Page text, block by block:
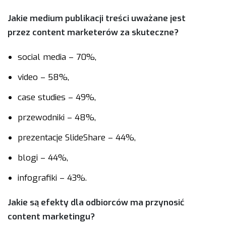
Jakie medium publikacji treści uważane jest
przez content marketerów za skuteczne?
social media – 70%,
video – 58%,
case studies – 49%,
przewodniki – 48%,
prezentacje SlideShare – 44%,
blogi – 44%,
infografiki – 43%.
Jakie są efekty dla odbiorców ma przynosić
content marketingu?